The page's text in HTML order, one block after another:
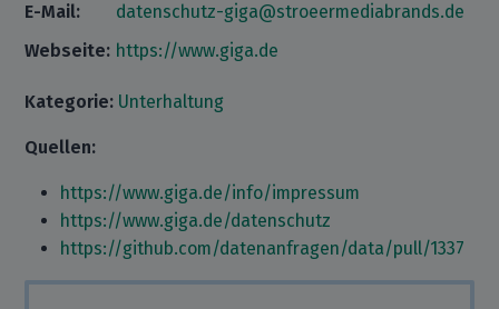
E-Mail:
datenschutz-giga@stroeermediabrands.de
Webseite: https://www.giga.de
Kategorie: Unterhaltung
Quellen:
https://www.giga.de/info/impressum
https://www.giga.de/datenschutz
https://github.com/datenanfragen/data/pull/1337